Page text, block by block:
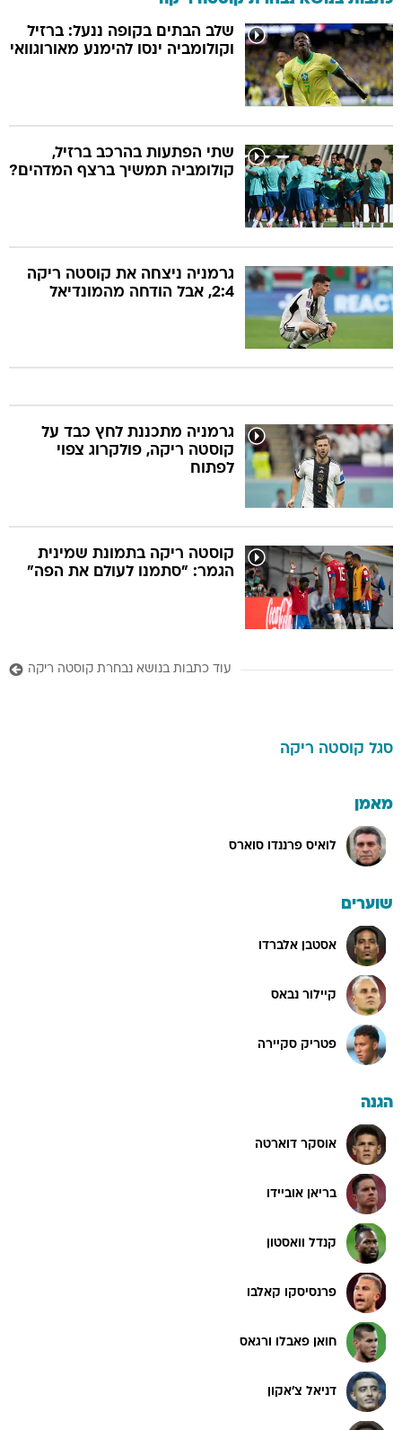
שלב הבתים בקופה ננעל: ברזיל
וקולומביה ינסו להימנע מאורוגוואי
שתי הפתעות בהרכב ברזיל,
קולומביה תמשיך ברצף המדהים?
גרמניה ניצחה את קוסטה ריקה
2:4, אבל הודחה מהמונדיאל
גרמניה מתכננת לחץ כבד על
קוסטה ריקה, פולקרוג צפוי
לפתוח
קוסטה ריקה בתמונת שמינית
הגמר: "סתמנו לעולם את הפה"
עוד כתבות בנושא נבחרת קוסטה ריקה
סגל קוסטה ריקה
מאמן
לואיס פרננדו סוארס
שוערים
אסטבן אלברדו
קיילור נבאס
פטריק סקיירה
הגנה
אוסקר דוארטה
בריאן אוביידו
קנדל וואסטון
פרנסיסקו קאלבו
חואן פאבלו ורגאס
דניאל צ'אקון